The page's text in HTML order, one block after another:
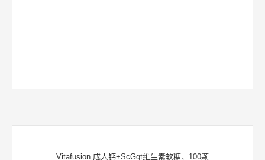
Vitafusion 成人钙+ScGgt维生素软糖，100颗